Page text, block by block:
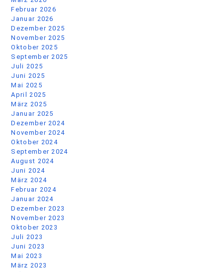
November 2023
Oktober 2023
Juli 2023
Juni 2023
Mai 2023
März 2023
Februar 2023
Januar 2023
Dezember 2022
Oktober 2022
Mai 2022
April 2022
März 2022
Februar 2022
Categories
immobilienrechtsschutz
Rechtsschutz